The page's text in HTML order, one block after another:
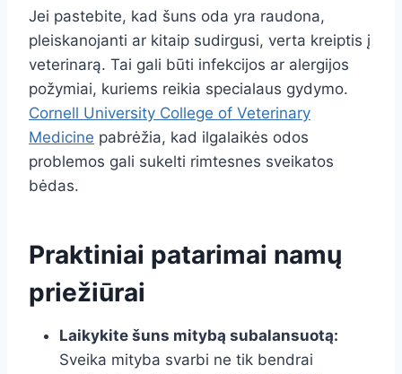
Jei pastebite, kad šuns oda yra raudona,
pleiskanojanti ar kitaip sudirgusi, verta kreiptis į
veterinarą. Tai gali būti infekcijos ar alergijos
požymiai, kuriems reikia specialaus gydymo.
Cornell University College of Veterinary
Medicine pabrėžia, kad ilgalaikės odos
problemos gali sukelti rimtesnes sveikatos
bėdas.
Praktiniai patarimai namų
priežiūrai
Laikykite šuns mitybą subalansuotą:
Sveika mityba svarbi ne tik bendrai